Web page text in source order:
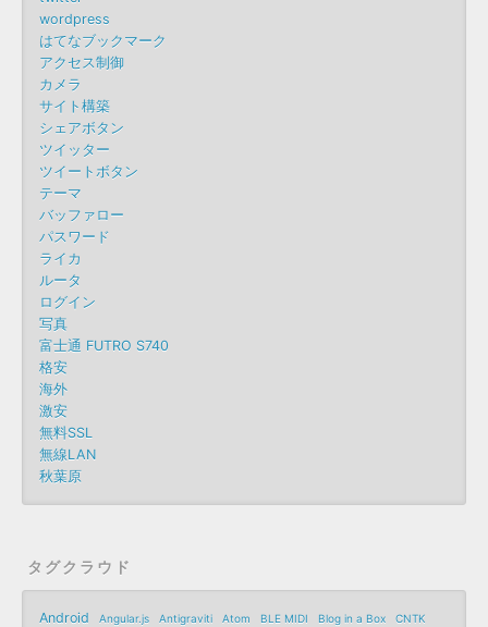
wordpress
はてなブックマーク
アクセス制御
カメラ
サイト構築
シェアボタン
ツイッター
ツイートボタン
テーマ
バッファロー
パスワード
ライカ
ルータ
ログイン
写真
富士通 FUTRO S740
格安
海外
激安
無料SSL
無線LAN
秋葉原
タグクラウド
Android Angular.js Antigraviti Atom BLE MIDI Blog in a Box CNTK